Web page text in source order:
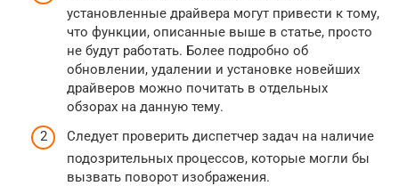
установленные драйвера могут привести к тому,
что функции, описанные выше в статье, просто
не будут работать. Более подробно об
обновлении, удалении и установке новейших
драйверов можно почитать в отдельных
обзорах на данную тему.
Следует проверить диспетчер задач на наличие
подозрительных процессов, которые могли бы
вызвать поворот изображения.